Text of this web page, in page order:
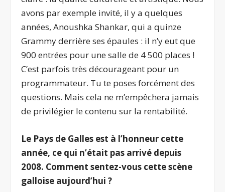
avons par exemple invité, il y a quelques
années, Anoushka Shankar, qui a quinze
Grammy derrière ses épaules : il n’y eut que
900 entrées pour une salle de 4 500 places !
C’est parfois très décourageant pour un
programmateur. Tu te poses forcément des
questions. Mais cela ne m’empêchera jamais
de privilégier le contenu sur la rentabilité.
Le Pays de Galles est à l’honneur cette
année, ce qui n’était pas arrivé depuis
2008. Comment sentez-vous cette scène
galloise aujourd’hui ?